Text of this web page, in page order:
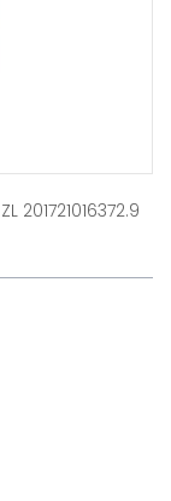
201721016372.9